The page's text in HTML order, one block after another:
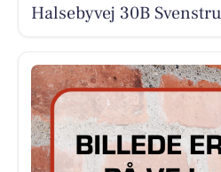
Halsebyvej 30B